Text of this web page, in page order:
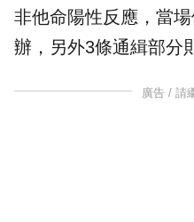
非他命陽性反應，當
辦，另外3條通緝部分
廣告 / 請